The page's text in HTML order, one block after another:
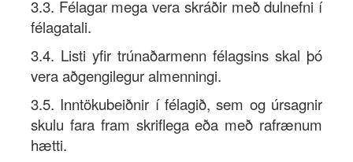
3.3. Félagar mega vera skráðir með dulnefni í
félagatali.
3.4. Listi yfir trúnaðarmenn félagsins skal þó
vera aðgengilegur almenningi.
3.5. Inntökubeiðnir í félagið, sem og úrsagnir
skulu fara fram skriflega eða með rafrænum
hætti.